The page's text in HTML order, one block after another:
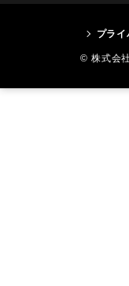
プライ
© 株式会